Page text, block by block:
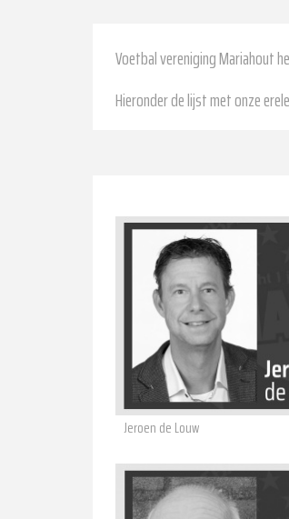
Voetbal vereniging Mariahout
Hieronder de lijst met onze
Jeroen de Louw